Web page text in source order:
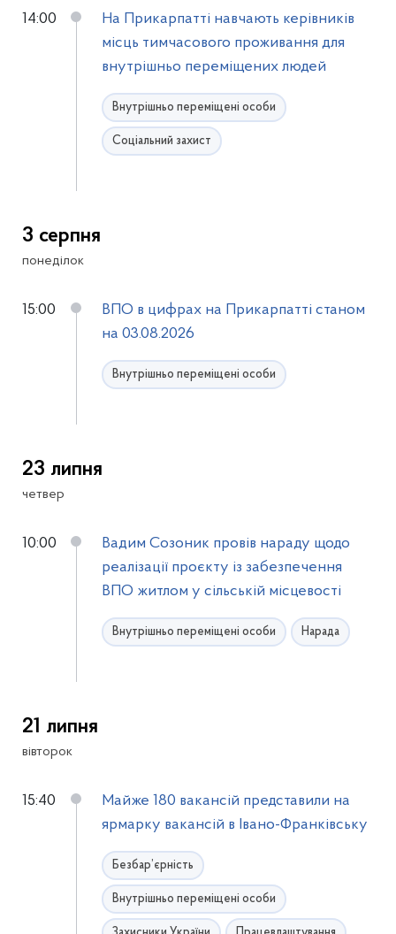
14:00
На Прикарпатті навчають керівників
місць тимчасового проживання для
внутрішньо переміщених людей
Внутрішньо переміщені особи
Соціальний захист
3 серпня
понеділок
15:00
ВПО в цифрах на Прикарпатті станом
на 03.08.2026
Внутрішньо переміщені особи
23 липня
четвер
10:00
Вадим Созоник провів нараду щодо
реалізації проєкту із забезпечення
ВПО житлом у сільській місцевості
Внутрішньо переміщені особи Нарада
21 липня
вівторок
15:40
Майже 180 вакансій представили на
ярмарку вакансій в Івано-Франківську
Безбар’єрність
Внутрішньо переміщені особи